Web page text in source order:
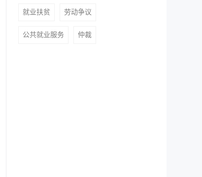
就业扶贫 劳动争议
公共就业服务 仲裁